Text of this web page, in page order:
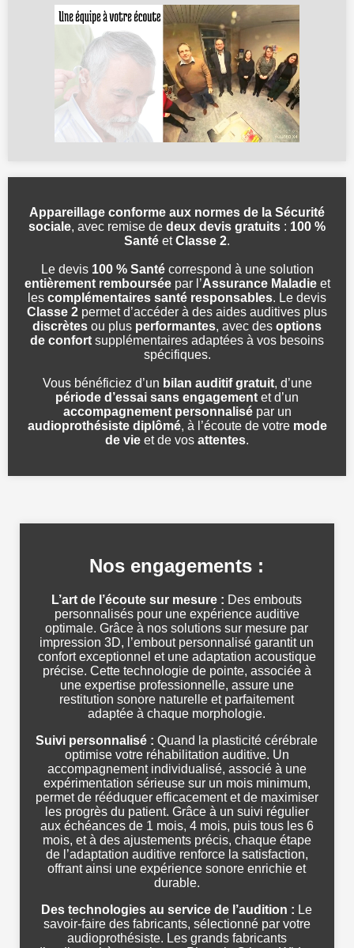
Appareillage conforme aux normes de la Sécurité
sociale, avec remise de deux devis gratuits : 100 %
Santé etClasse 2.
Le devis 100 % Santécorrespond à une solution
entièrement rembourséepar l’Assurance Maladieet
les complémentaires santé responsables. Le devis
Classe 2 permet d’accéder à des aides auditives plus
discrètes ou plus performantes, avec des options
de confort supplémentaires adaptées à vos besoins
spécifiques.
Vous bénéficiez d’un bilan auditif gratuit, d’une
période d’essai sans engagement et d’un
accompagnement personnalisépar un
audioprothésiste diplômé, à l’écoute de votre mode
de vie et de vos attentes.
Nos engagements :
L’art de l’écoute sur mesure : Des embouts
personnalisés pour une expérience auditive
optimale. Grâce à nos solutions sur mesure par
impression 3D, l’embout personnalisé garantit un
confort exceptionnel et une adaptation acoustique
précise. Cette technologie de pointe, associée à
une expertise professionnelle, assure une
restitution sonore naturelle et parfaitement
adaptée à chaque morphologie.
Suivi personnalisé : Quand la plasticité cérébrale
optimise votre réhabilitation auditive. Un
accompagnement individualisé, associé à une
expérimentation sérieuse sur un mois minimum,
permet de rééduquer efficacement et de maximiser
les progrès du patient. Grâce à un suivi régulier
aux échéances de 1 mois, 4 mois, puis tous les 6
mois, et à des ajustements précis, chaque étape
de l’adaptation auditive renforce la satisfaction,
offrant ainsi une expérience sonore enrichie et
durable.
Des technologies au service de l’audition : Le
savoir-faire des fabricants, sélectionné par votre
audioprothésiste. Les grands fabricants